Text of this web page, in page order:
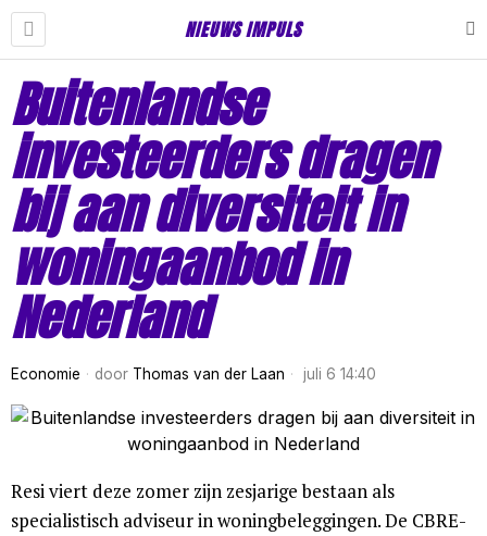
NIEUWS IMPULS
Buitenlandse
investeerders dragen
bij aan diversiteit in
woningaanbod in
Nederland
Economie door Thomas van der Laan juli 6 14:40
Resi viert deze zomer zijn zesjarige bestaan als
specialistisch adviseur in woningbeleggingen. De CBRE-